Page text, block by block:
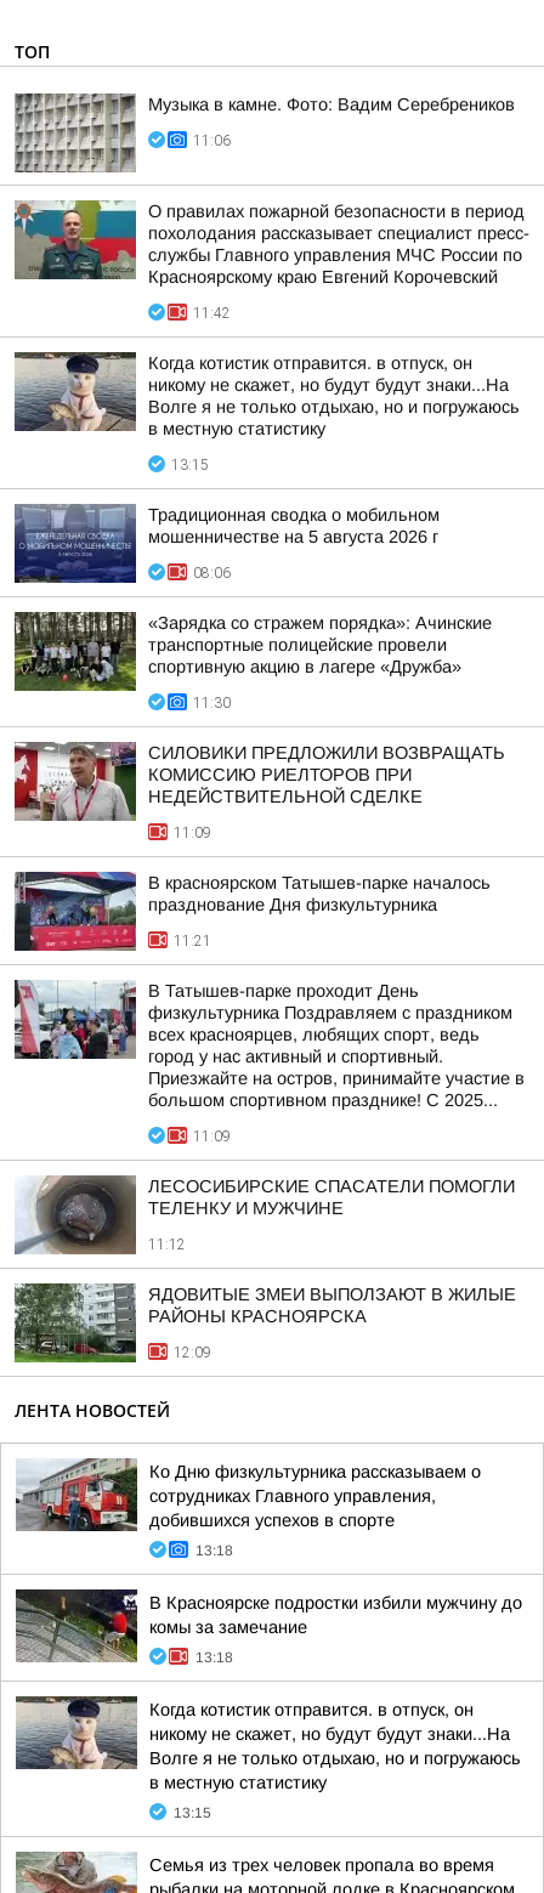
ТОП
Музыка в камне. Фото: Вадим Серебреников
11:06
О правилах пожарной безопасности в период
похолодания рассказывает специалист пресс-
службы Главного управления МЧС России по
Красноярскому краю Евгений Корочевский
11:42
Когда котистик отправится. в отпуск, он
никому не скажет, но будут будут знаки...На
Волге я не только отдыхаю, но и погружаюсь
в местную статистику
13:15
Традиционная сводка о мобильном
мошенничестве на 5 августа 2026 г
08:06
«Зарядка со стражем порядка»: Ачинские
транспортные полицейские провели
спортивную акцию в лагере «Дружба»
11:30
СИЛОВИКИ ПРЕДЛОЖИЛИ ВОЗВРАЩАТЬ
КОМИССИЮ РИЕЛТОРОВ ПРИ
НЕДЕЙСТВИТЕЛЬНОЙ СДЕЛКЕ
11:09
В красноярском Татышев-парке началось
празднование Дня физкультурника
11:21
В Татышев-парке проходит День
физкультурника Поздравляем с праздником
всех красноярцев, любящих спорт, ведь
город у нас активный и спортивный.
Приезжайте на остров, принимайте участие в
большом спортивном празднике! С 2025...
11:09
ЛЕСОСИБИРСКИЕ СПАСАТЕЛИ ПОМОГЛИ
ТЕЛЕНКУ И МУЖЧИНЕ
11:12
ЯДОВИТЫЕ ЗМЕИ ВЫПОЛЗАЮТ В ЖИЛЫЕ
РАЙОНЫ КРАСНОЯРСКА
12:09
ЛЕНТА НОВОСТЕЙ
Ко Дню физкультурника рассказываем о
сотрудниках Главного управления,
добившихся успехов в спорте
13:18
В Красноярске подростки избили мужчину до
комы за замечание
13:18
Когда котистик отправится. в отпуск, он
никому не скажет, но будут будут знаки...На
Волге я не только отдыхаю, но и погружаюсь
в местную статистику
13:15
Семья из трех человек пропала во время